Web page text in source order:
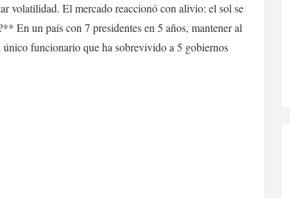
volatilidad. El mercado reaccionó con alivio: el sol se
En un país con 7 presidentes en 5 años, mantener al
funcionario que ha sobrevivido a 5 gobiernos